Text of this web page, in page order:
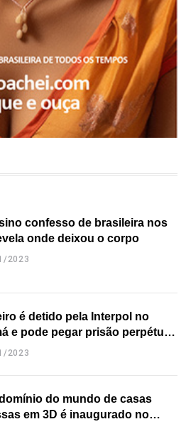
confesso de brasileira nos
onde deixou o corpo
2023
é detido pela Interpol no
e pode pegar prisão perpétua
2023
do mundo de casas
em 3D é inaugurado no